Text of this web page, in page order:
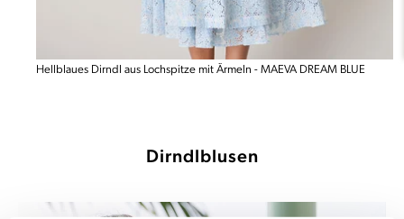
Hellblaues Dirndl aus Lochspitze mit Ärmeln - MAEVA DREAM BLUE
Dirndlblusen